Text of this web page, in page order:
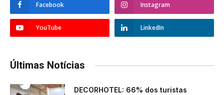
Facebook Instagram
YouTube LinkedIn
Últimas Notícias
DECORHOTEL: 66% dos turistas